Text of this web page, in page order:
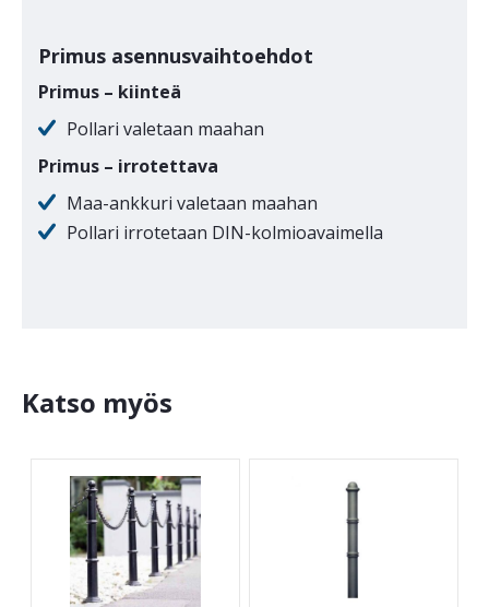
Primus asennusvaihtoehdot
Primus – kiinteä
Pollari valetaan maahan
Primus – irrotettava
Maa-ankkuri valetaan maahan
Pollari irrotetaan DIN-kolmioavaimella
Katso myös